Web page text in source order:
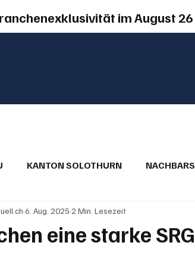
im August 26
KANTON SOLOTHURN
LESERBRIEFE
eine starke SRG
6. Aug. 2025 2 Min. Lesezeit
bewertet.